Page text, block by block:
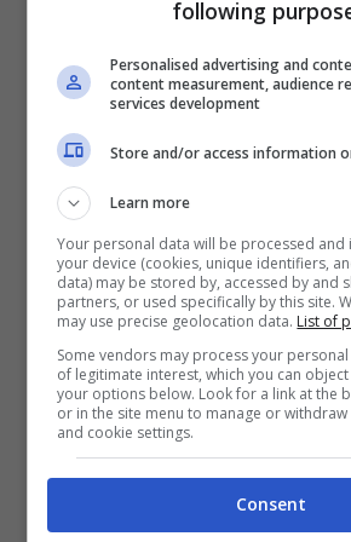
POTREBBE INTERESSARTI
Calciomercato: Pirlo il nuovo
Udinese Pussetto (Getty Images)
following
Personalised advertising and
content measurement, audience
services development
Store and/or access information
Learn more
Your personal data will be processed
your device (cookies, unique identifiers,
data) may be stored by, accessed by and
partners, or used specifically by this site.
may use precise geolocation data. List of
Some vendors may process your
of legitimate interest, which you can
your options below. Look for a link at the
or in the site menu to manage or
and cookie settings.
Consent